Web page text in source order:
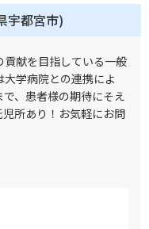
宇都宮市)
献を目指している一般
学病院との連携によ
、患者様の期待にそえ
所あり！お気軽にお問